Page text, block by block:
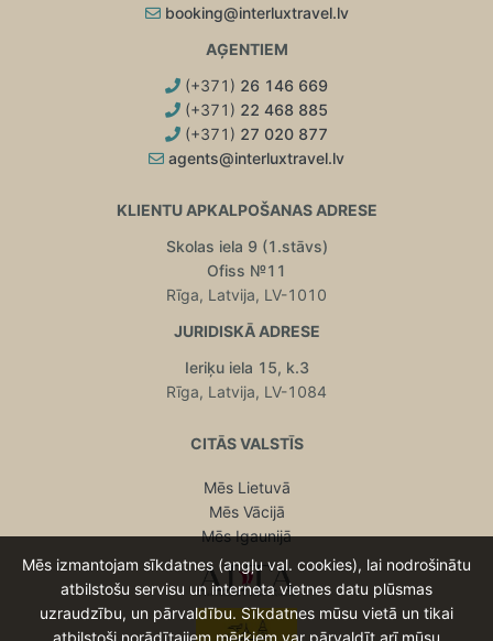
booking@interluxtravel.lv
AĢENTIEM
(+371) 26 146 669
(+371) 22 468 885
(+371) 27 020 877
agents@interluxtravel.lv
KLIENTU APKALPOŠANAS ADRESE
Skolas iela 9 (1.stāvs)
Ofiss №11
Rīga, Latvija, LV-1010
JURIDISKĀ ADRESE
Ieriķu iela 15, k.3
Rīga, Latvija, LV-1084
CITĀS VALSTĪS
Mēs Lietuvā
Mēs Vācijā
Mēs Igaunijā
Mēs izmantojam sīkdatnes (angļu val. cookies), lai nodrošinātu
atbilstošu servisu un interneta vietnes datu plūsmas
uzraudzību, un pārvaldību. Sīkdatnes mūsu vietā un tikai